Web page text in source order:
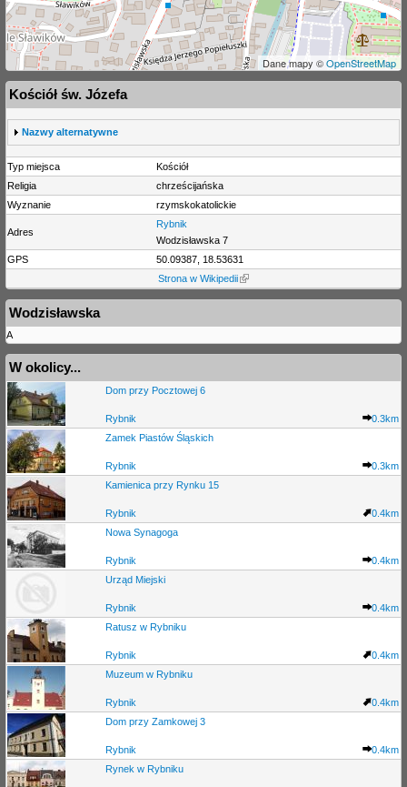
Dane mapy ©OpenStreetMap
Kościół św. Józefa
S
h
o
w
Nazwy alternatywne
Typ miejsca
Kościół
Religia
chrześcijańska
Wyznanie
rzymskokatolickie
Adres
Rybnik
Wodzisławska 7
GPS
50.09387, 18.53631
Strona w Wikipedii
Wodzisławska
A
W okolicy...
Dom przy Pocztowej 6
Rybnik
0.3km
Zamek Piastów Śląskich
Rybnik
0.3km
Kamienica przy Rynku 15
Rybnik
0.4km
Nowa Synagoga
Rybnik
0.4km
Urząd Miejski
Rybnik
0.4km
Ratusz w Rybniku
Rybnik
0.4km
Muzeum w Rybniku
Rybnik
0.4km
Dom przy Zamkowej 3
Rybnik
0.4km
Rynek w Rybniku